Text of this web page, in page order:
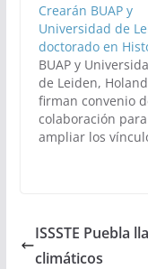
Crearán BUAP y
Universidad de
doctorado en
BUAP y
de Leiden,
firman convenio
colaboración para
ampliar los
ISSSTE Puebla
climáticos